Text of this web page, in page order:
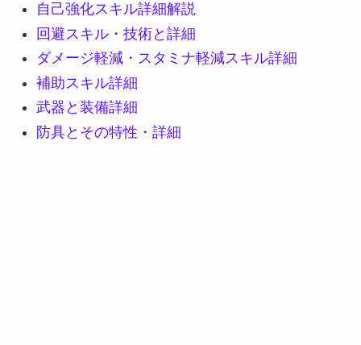
自己強化スキル詳細解説
回避スキル・技術と詳細
ダメージ軽減・スタミナ軽減スキル詳細
補助スキル詳細
武器と装備詳細
防具とその特性・詳細